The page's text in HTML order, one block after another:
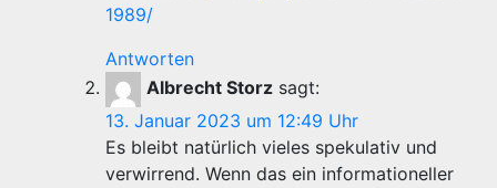
1989/
Antworten
Albrecht Storz sagt:
13. Januar 2023 um 12:49 Uhr
Es bleibt natürlich vieles spekulativ und
verwirrend. Wenn das ein informationeller